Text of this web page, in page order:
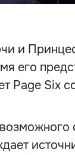
и
его
Page Six